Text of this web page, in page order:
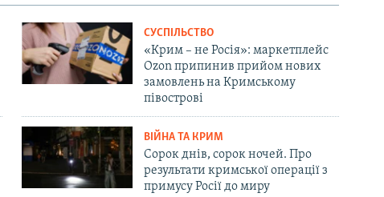
СУСПІЛЬСТВО
«Крим – не Росія»: маркетплейс
Ozon припинив прийом нових
замовлень на Кримському
півострові
ВІЙНА ТА КРИМ
Сорок днів, сорок ночей. Про
результати кримської операції з
примусу Росії до миру